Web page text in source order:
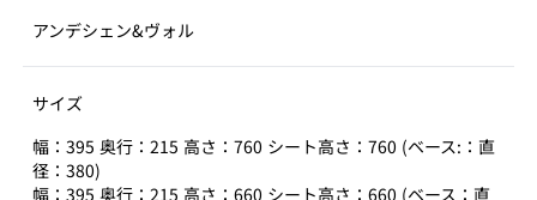
アンデシェン&ヴォル
サイズ
幅：395 奥行：215 高さ：760 シート高さ：760 (ベース:：直
径：380)
幅：395 奥行：215 高さ：660 シート高さ：660 (ベース：直